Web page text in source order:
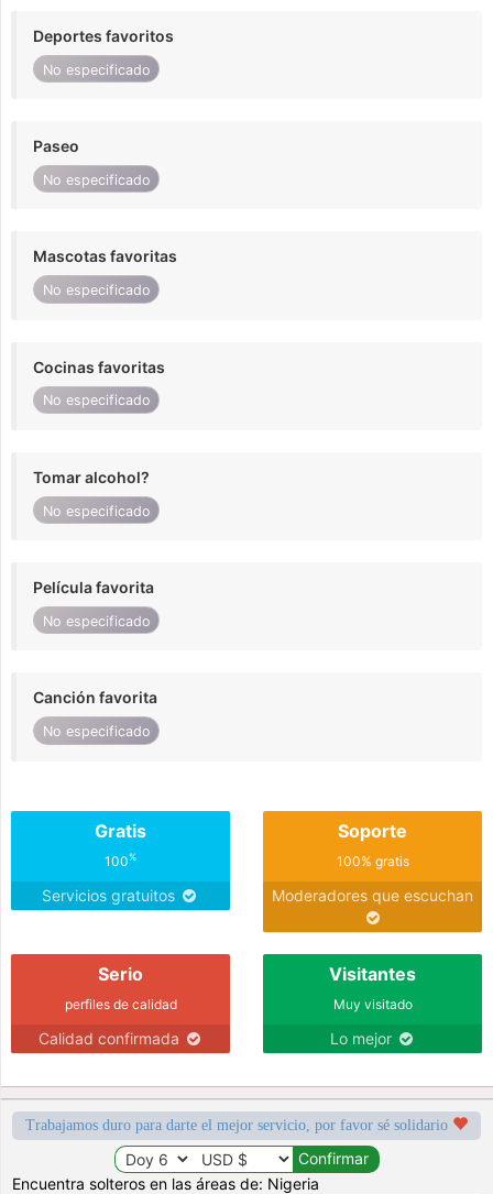
Deportes favoritos
No especificado
Paseo
No especificado
Mascotas favoritas
No especificado
Cocinas favoritas
No especificado
Tomar alcohol?
No especificado
Película favorita
No especificado
Canción favorita
No especificado
Gratis
100%
Servicios gratuitos
Soporte
100% gratis
Moderadores que escuchan
Serio
perfiles de calidad
Calidad confirmada
Visitantes
Muy visitado
Lo mejor
Trabajamos duro para darte el mejor servicio, por favor sé solidario
Encuentra solteros en las áreas de: Nigeria